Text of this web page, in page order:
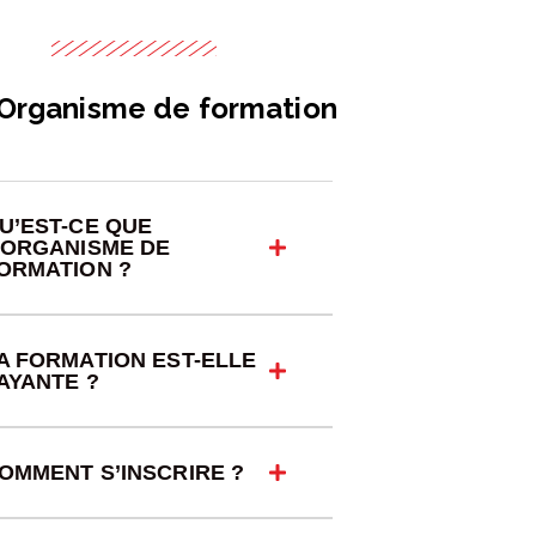
de formation
CE QUE
DE
?
FORMATION EST-ELLE
?
S’INSCRIRE ?